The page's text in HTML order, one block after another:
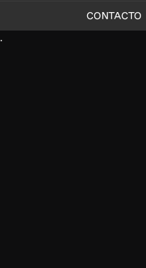
CONTACTO
.